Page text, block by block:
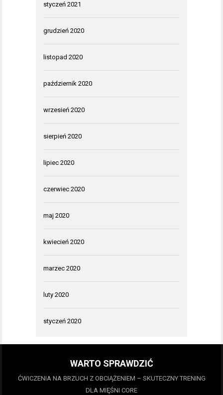
styczeń 2021
grudzień 2020
listopad 2020
październik 2020
wrzesień 2020
sierpień 2020
lipiec 2020
czerwiec 2020
maj 2020
kwiecień 2020
marzec 2020
luty 2020
styczeń 2020
WARTO SPRAWDZIĆ
ĆWICZENIA NA BRZUCH Z OBCIĄŻENIEM – SKUTECZNY TRENING
DLA MIĘŚNI CORE